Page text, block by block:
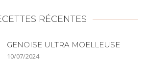
RÉCENTES
GENOISE ULTRA MOELLEUSE
10/07/2024